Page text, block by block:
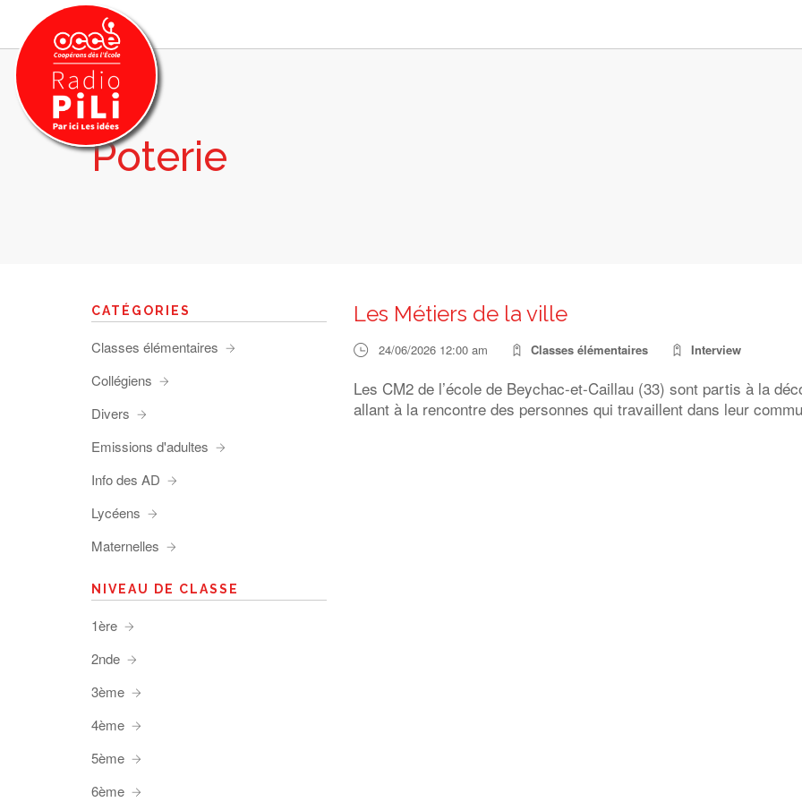
PRÉSENTATION
GRILLE DES PROGRAMMES
RECHERCHER
Poterie
Les Métiers de la ville
24/06/2026 12:00 am Classes élémentaires Interview
Les CM2 de l’école de Beychac-et-Caillau (33) sont partis à la
allant à la rencontre des personnes qui travaillent dans leur
CATÉGORIES
Classes élémentaires
Collégiens
Divers
Emissions d'adultes
Info des AD
Lycéens
Maternelles
NIVEAU DE CLASSE
1ère
2nde
3ème
4ème
5ème
6ème